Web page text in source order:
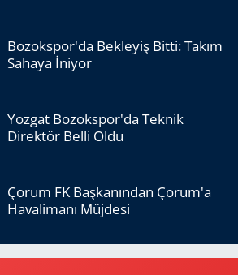
Bozokspor'da Bekleyiş Bitti: Takım
Sahaya İniyor
Yozgat Bozokspor'da Teknik
Direktör Belli Oldu
Çorum FK Başkanından Çorum'a
Havalimanı Müjdesi